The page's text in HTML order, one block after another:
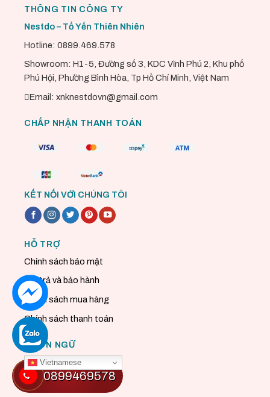
THÔNG TIN CÔNG TY
Nestdo – Tổ Yến Thiên Nhiên
Hotline: 0899.469.578
Showroom: H1-5, Đường số 3, KDC Vĩnh Phú 2, Khu phố
Phú Hội, Phường Bình Hòa, Tp Hồ Chí Minh, Việt Nam
Email: xnknestdovn@gmail.com
CHẤP NHẬN THANH TOÁN
KẾT NỐI VỚI CHÚNG TÔI
HỖ TRỢ
Chính sách bảo mật
Đổi trả và bảo hành
Chính sách mua hàng
Chính sách thanh toán
NGÔN NGỮ
Vietnamese
0899469578